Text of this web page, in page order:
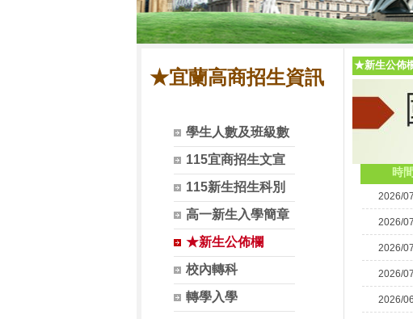
★宜蘭高商招生資訊
學生人數及班級數
115宜商招生文宣
115新生招生科別
高一新生入學簡章
★新生公佈欄
校內轉科
轉學入學
★新生公佈
時間
2026/
2026/
2026/
2026/
2026/